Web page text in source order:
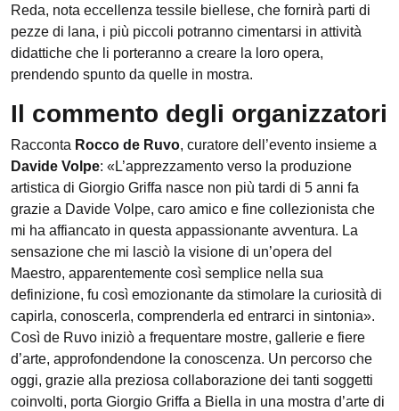
Reda, nota eccellenza tessile biellese, che fornirà parti di
pezze di lana, i più piccoli potranno cimentarsi in attività
didattiche che li porteranno a creare la loro opera,
prendendo spunto da quelle in mostra.
Il commento degli organizzatori
Racconta Rocco de Ruvo, curatore dell’evento insieme a
Davide Volpe: «L’apprezzamento verso la produzione
artistica di Giorgio Griffa nasce non più tardi di 5 anni fa
grazie a Davide Volpe, caro amico e fine collezionista che
mi ha affiancato in questa appassionante avventura. La
sensazione che mi lasciò la visione di un’opera del
Maestro, apparentemente così semplice nella sua
definizione, fu così emozionante da stimolare la curiosità di
capirla, conoscerla, comprenderla ed entrarci in sintonia».
Così de Ruvo iniziò a frequentare mostre, gallerie e fiere
d’arte, approfondendone la conoscenza. Un percorso che
oggi, grazie alla preziosa collaborazione dei tanti soggetti
coinvolti, porta Giorgio Griffa a Biella in una mostra d’arte di